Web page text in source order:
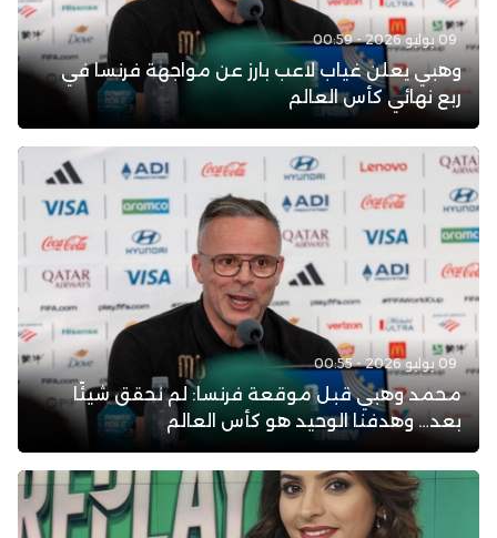
09 يوليو 2026 - 00:59
وهبي يعلن غياب لاعب بارز عن مواجهة فرنسا في
ربع نهائي كأس العالم
09 يوليو 2026 - 00:55
محمد وهبي قبل موقعة فرنسا: لم نحقق شيئًا
بعد… وهدفنا الوحيد هو كأس العالم